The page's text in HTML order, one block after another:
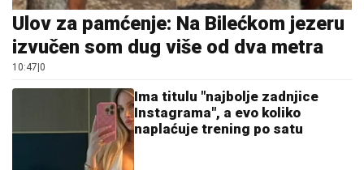
Ulov za pamćenje: Na Bilećkom jezeru
izvučen som dug više od dva metra
10:47 0
Ima titulu "najbolje zadnjice
Instagrama", a evo koliko
naplaćuje trening po satu